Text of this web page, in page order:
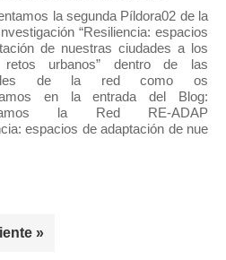
la segunda Píldora02 de la
“Resiliencia: espacios
de nuestras ciudades a los
retos urbanos” dentro de las
de la red como os
en la entrada del Blog:
la Red RE-ADAP
espacios de adaptación de nue
»